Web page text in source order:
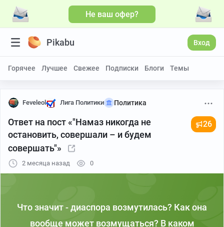
Не ваш офер?
Pikabu Вход
Горячее Лучшее Свежее Подписки Блоги Темы
Feveleol Лига Политики Политика
Ответ на пост «"Намаз никогда не
остановить, совершали – и будем
совершать"»
26
2 месяца назад 0
Что значит - диаспора возмутилась? Как она
вообще может возмущаться? В каком